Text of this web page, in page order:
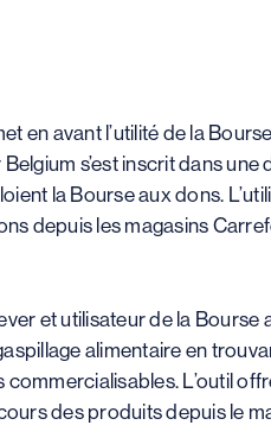
en avant l’utilité de la
s’est inscrit dans
la Bourse aux dons.
depuis les magasins
et utilisateur de la Bourse
alimentaire en
L’outil
des produits depuis le